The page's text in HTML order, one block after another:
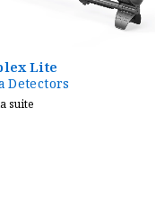
Lite
Detectors
suite